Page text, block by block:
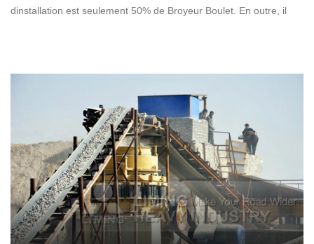
dinstallation est seulement 50% de Broyeur Boulet. En outre, il